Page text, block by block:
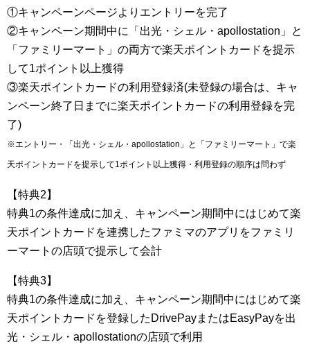
①キャンペーンページよりエントリーを完了
②キャンペーン期間中に「出光・シェル・apollostation」と
「ファミリーマート」の両方で楽天ポイントカードを提示
して1ポイント以上獲得
③楽天ポイントカードの利用登録済(未登録の場合は、キャ
ンペーン終了日までに楽天ポイントカードの利用登録を完
了)
※エントリー・「出光・シェル・apollostation」と「ファミリーマート」で楽
天ポイントカードを提示して1ポイント以上獲得・利用登録の順序は問わず
【特典2】
特典1の条件達成に加え、キャンペーン期間中にはじめて楽
天ポイントカードを連携したファミマのアプリをファミリ
ーマートの店頭で提示して会計
【特典3】
特典1の条件達成に加え、キャンペーン期間中にはじめて楽
天ポイントカードを登録したDrivePayまたはEasyPayを出
光・シェル・apollostationの店頭で利用